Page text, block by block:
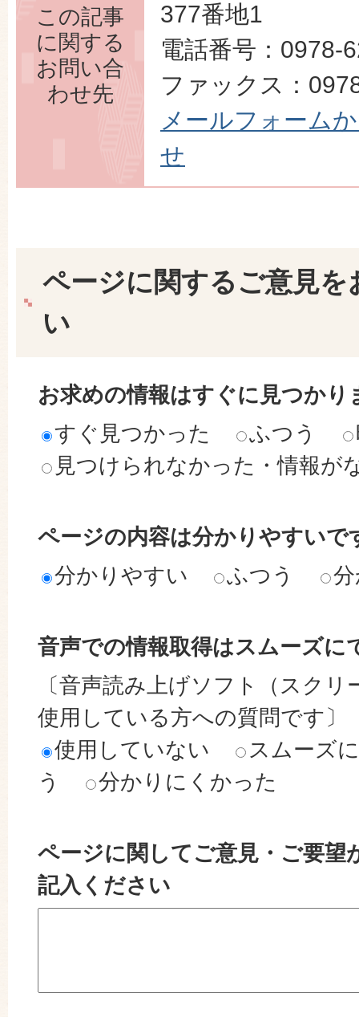
この記事
に関する
お問い合
わせ先
377番地1
電話番号：0978-
ファックス：
メールフォーム
せ
ページに関するご意見を
い
お求めの情報はすぐに見つかり
すぐ見つかった
ふつう
見つけられなかった・情報が
ページの内容は分かりやすいで
分かりやすい
ふつう
音声での情報取得はスムーズに
〔音声読み上げソフト（スク
使用している方への質問です〕
使用していない
スムーズ
う
分かりにくかった
ページに関してご意見・ご要望
記入ください